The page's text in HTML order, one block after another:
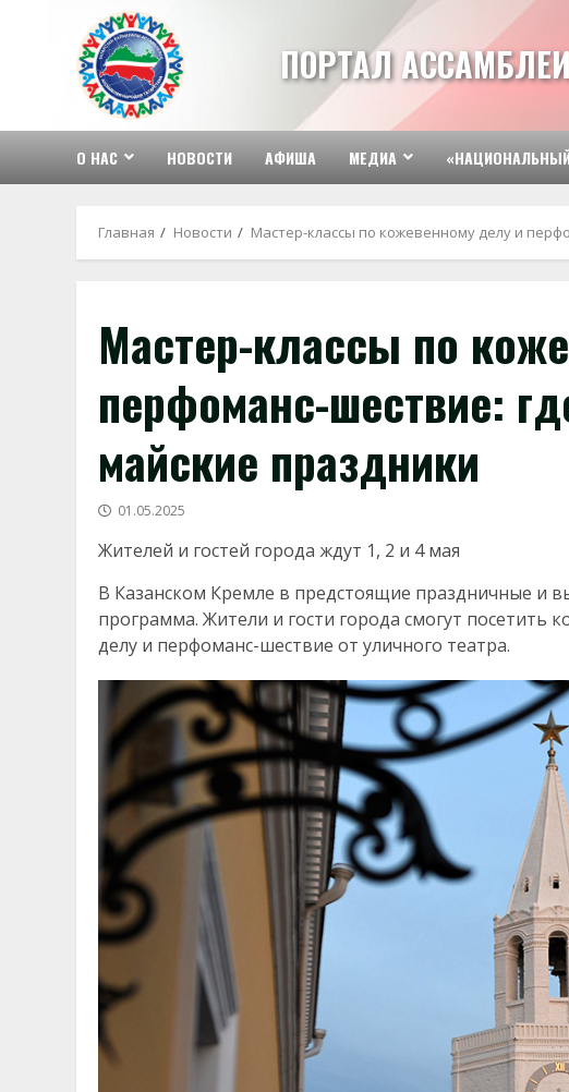
содержимому
ПОРТАЛ
О НАС НОВОСТИ АФИША МЕДИА
Главная Новости Мастер-классы по кожевенному делу и
Мастер-классы по
перфоманс-шествие:
майские праздники
01.05.2025
Жителей и гостей города ждут 1, 2 и 4 мая
В Казанском Кремле в предстоящие праздничные и
программа. Жители и гости города смогут посетить
делу и перфоманс-шествие от уличного театра.